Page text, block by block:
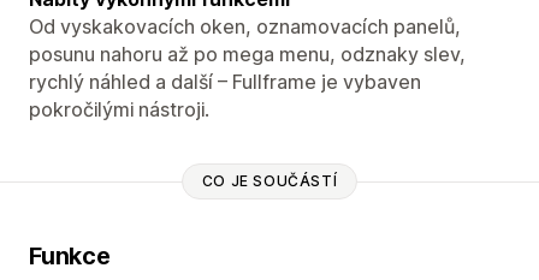
Od vyskakovacích oken, oznamovacích panelů,
posunu nahoru až po mega menu, odznaky slev,
rychlý náhled a další – Fullframe je vybaven
pokročilými nástroji.
CO JE SOUČÁSTÍ
Funkce